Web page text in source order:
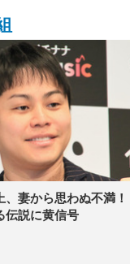
、妻から思わぬ不満！
伝説に黄信号